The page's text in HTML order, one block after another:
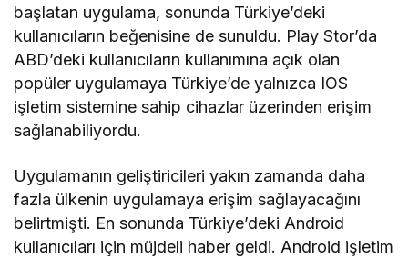
başlatan uygulama, sonunda Türkiye’deki
kullanıcıların beğenisine de sunuldu. Play Stor’da
ABD’deki kullanıcıların kullanımına açık olan
popüler uygulamaya Türkiye’de yalnızca IOS
işletim sistemine sahip cihazlar üzerinden erişim
sağlanabiliyordu.
Uygulamanın geliştiricileri yakın zamanda daha
fazla ülkenin uygulamaya erişim sağlayacağını
belirtmişti. En sonunda Türkiye’deki Android
kullanıcıları için müjdeli haber geldi. Android işletim